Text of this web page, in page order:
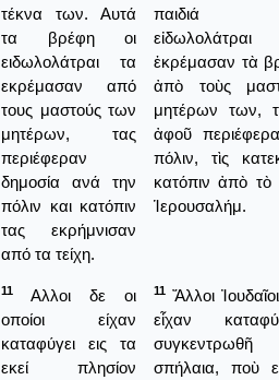
τέκνα των. Αυτά
τα βρέφη οι
ειδωλολάτραι τα
εκρέμασαν από
τους μαστούς των
μητέρων, τας
περιέφεραν
δημοσία ανά την
πόλιν και κατόπιν
τας εκρήμνισαν
από τα τείχη.
παιδιά
ἐκρέμασαν τὰ
ἀπὸ τοὺς
μητέρων των,
ἀφοῦ
πόλιν, τὶς
κατόπιν ἀπὸ τὸ
Ἱερουσαλήμ.
11
Αλλοι δε οι
οποίοι είχαν
καταφύγει εις τα
εκεί πλησίον
11 Ἄλλοι
εἶχαν
σπήλαια, ποὺ